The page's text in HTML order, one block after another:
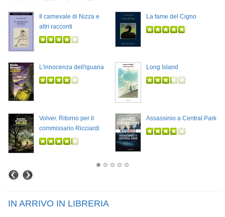
Il carnevale di Nizza e
altri racconti
La fame del Cigno
L'innocenza dell'iguana Long Island
Volver. Ritorno per il
commissario Ricciardi
Assassinio a Central Park
IN ARRIVO IN LIBRERIA